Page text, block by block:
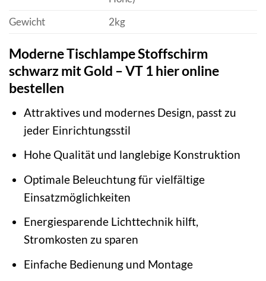
Gewicht
2kg
Moderne Tischlampe Stoffschirm
schwarz mit Gold – VT 1 hier online
bestellen
Attraktives und modernes Design, passt zu
jeder Einrichtungsstil
Hohe Qualität und langlebige Konstruktion
Optimale Beleuchtung für vielfältige
Einsatzmöglichkeiten
Energiesparende Lichttechnik hilft,
Stromkosten zu sparen
Einfache Bedienung und Montage